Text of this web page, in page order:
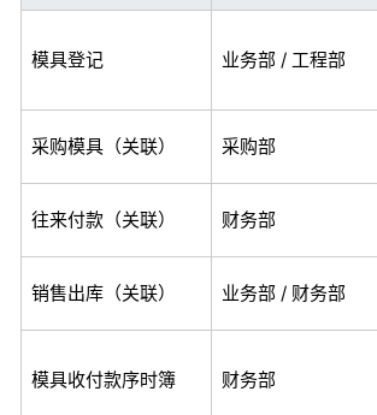
模具登记 业务部 / 工程部
采购模具（关联） 采购部
往来付款（关联） 财务部
销售出库（关联） 业务部 / 财务部
模具收付款序时簿 财务部